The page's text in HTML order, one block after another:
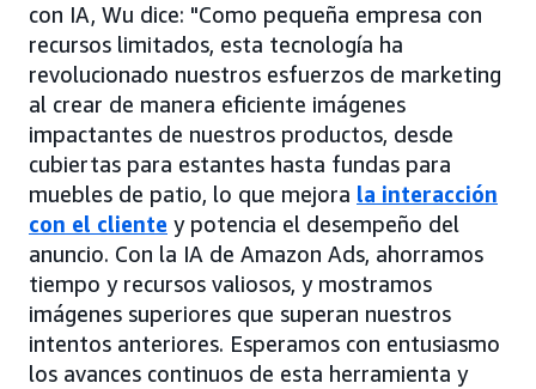
con IA, Wu dice: "Como pequeña empresa con
recursos limitados, esta tecnología ha
revolucionado nuestros esfuerzos de marketing
al crear de manera eficiente imágenes
impactantes de nuestros productos, desde
cubiertas para estantes hasta fundas para
muebles de patio, lo que mejora la interacción
con el cliente y potencia el desempeño del
anuncio. Con la IA de Amazon Ads, ahorramos
tiempo y recursos valiosos, y mostramos
imágenes superiores que superan nuestros
intentos anteriores. Esperamos con entusiasmo
los avances continuos de esta herramienta y